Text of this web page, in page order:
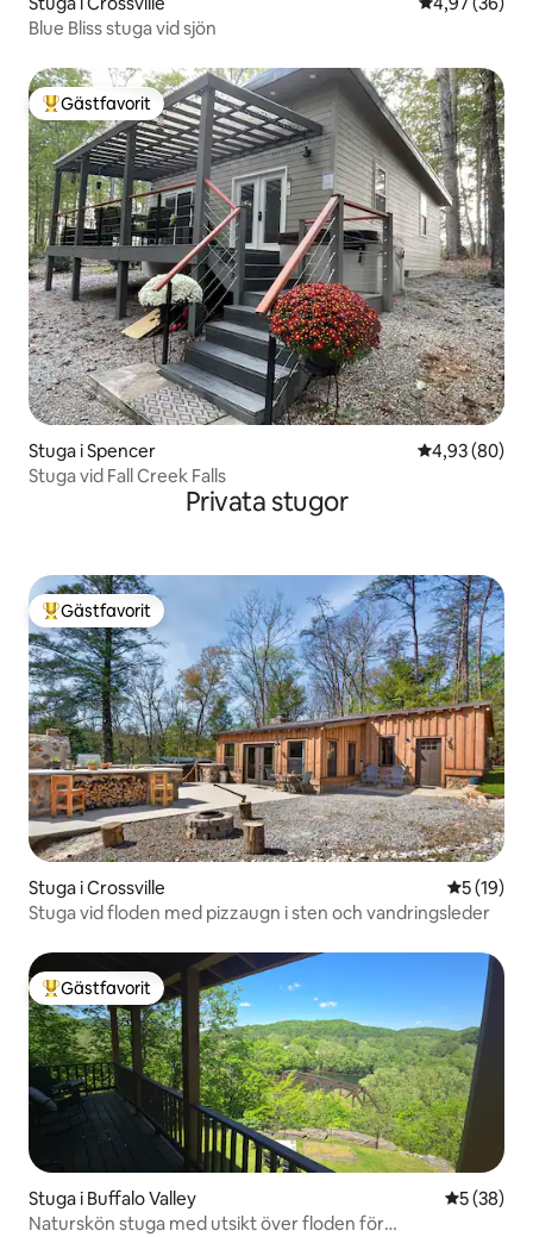
Blue Bliss stuga vid sjön
Populär gästfavorit
Gästfavorit
Stuga i Spencer 4,93 av 5 i
4,93 (80)
Stuga vid Fall Creek Falls
Privata stugor
Populär gästfavorit
Gästfavorit
Stuga i Crossville 5 av 5 i
5 (19)
Stuga vid floden med pizzaugn i sten och vandringsleder
Populär gästfavorit
Gästfavorit
Stuga i Buffalo Valley 5 av 5 i
5 (38)
Naturskön stuga med utsikt över floden för